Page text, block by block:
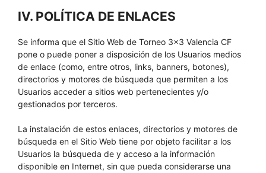
IV. POLÍTICA DE ENLACES
Se informa que el Sitio Web de Torneo 3×3 Valencia CF
pone o puede poner a disposición de los Usuarios medios
de enlace (como, entre otros, links, banners, botones),
directorios y motores de búsqueda que permiten a los
Usuarios acceder a sitios web pertenecientes y/o
gestionados por terceros.
La instalación de estos enlaces, directorios y motores de
búsqueda en el Sitio Web tiene por objeto facilitar a los
Usuarios la búsqueda de y acceso a la información
disponible en Internet, sin que pueda considerarse una